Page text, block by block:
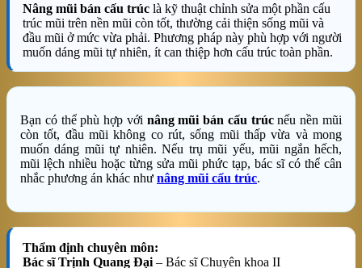
Nâng mũi bán cấu trúc là kỹ thuật chỉnh sửa một phần cấu
trúc mũi trên nền mũi còn tốt, thường cải thiện sống mũi và
đầu mũi ở mức vừa phải. Phương pháp này phù hợp với người
muốn dáng mũi tự nhiên, ít can thiệp hơn cấu trúc toàn phần.
Bạn có thể phù hợp với nâng mũi bán cấu trúcnếu nền mũi
còn tốt, đầu mũi không co rút, sống mũi thấp vừa và mong
muốn dáng mũi tự nhiên. Nếu trụ mũi yếu, mũi ngắn hếch,
mũi lệch nhiều hoặc từng sửa mũi phức tạp, bác sĩ có thể cân
nhắc phương án khác như nâng mũi cấu trúc.
Thẩm định chuyên môn:
Bác sĩ Trịnh Quang Đại – Bác sĩ Chuyên khoa II